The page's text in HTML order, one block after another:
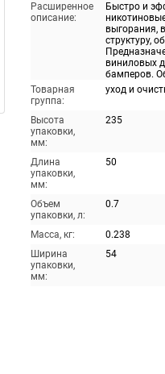
Расширенное
описание:
Быстро и
выгорания,
структуру,
виниловых
бамперов.
Товарная
группа:
уход и
Высота
упаковки,
мм:
235
Длина
упаковки,
мм:
50
Объем
упаковки, л:
0.7
Масса, кг:
0.238
Ширина
упаковки,
мм:
54